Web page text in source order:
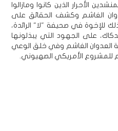
الأحرار الذين كانوا ومازالوا
الغاشم وكشف الحقائق على
للإخوة في صحيفة "لا" الرائدة،
على الجهود التي يبذلونها
العدوان الغاشم وفي خلق الوعي
للمشروع الأمريكي الصهيوني.